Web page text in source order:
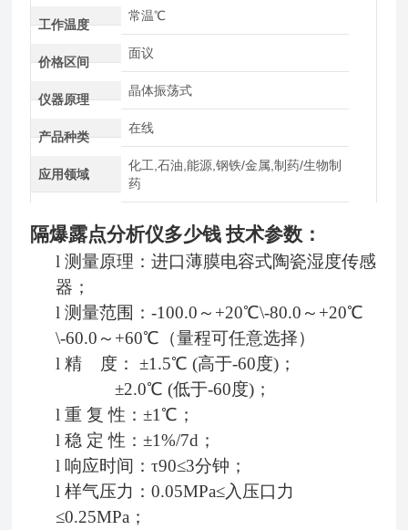
工作温度
常温℃
价格区间
面议
仪器原理
晶体振荡式
产品种类
在线
应用领域
化工,石油,能源,钢铁/金属,制药/生物制
药
隔爆露点分析仪多少钱 技术参数：
l测量原理：进口薄膜电容式陶瓷湿度传感
器；
l测量范围：-100.0～+20℃\-80.0～+20℃
\-60.0～+60℃（量程可任意选择）
l精 度：
±1.5℃ (高于-60度)；
±2.0℃ (低于-60度)；
l重 复 性：±1 ℃；
l稳 定 性：±1%/7d；
l 响应时间：τ90≤3分钟；
l样气压力：0.05MPa≤入压口力
≤0.25MPa；